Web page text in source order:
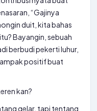
“Gajinya
duit, kita bahas
Bayangin, sebuah
berbudi pekerti luhur,
positif buat
kan?
gelar, tapi tentang